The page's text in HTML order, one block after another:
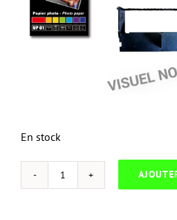
En stock
quantité